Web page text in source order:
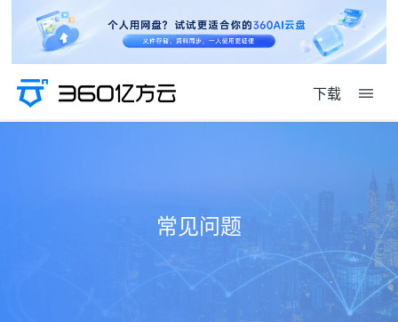
下载
常见问题